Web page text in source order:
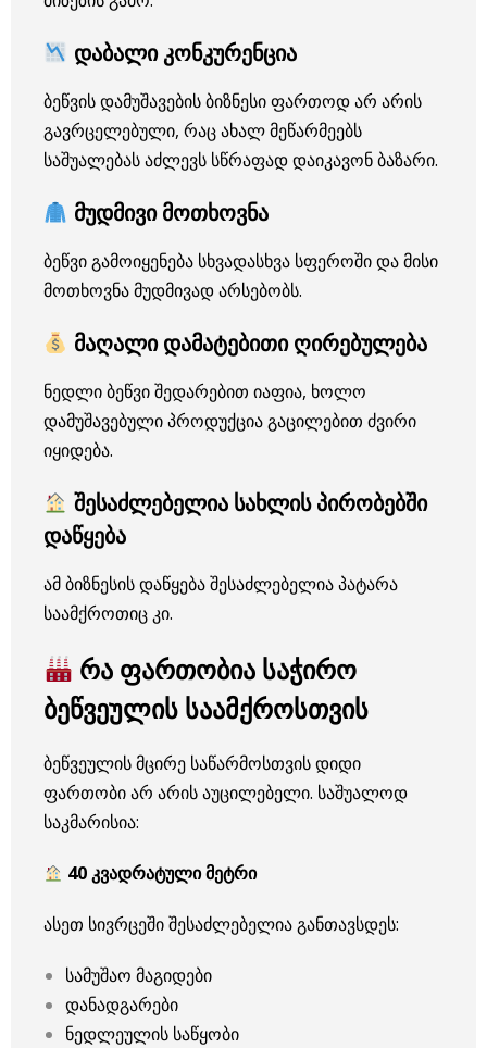
დაბალი კონკურენცია
ბეწვის დამუშავების ბიზნესი ფართოდ არ არის
გავრცელებული, რაც ახალ მეწარმეებს
საშუალებას აძლევს სწრაფად დაიკავონ ბაზარი.
მუდმივი მოთხოვნა
ბეწვი გამოიყენება სხვადასხვა სფეროში და მისი
მოთხოვნა მუდმივად არსებობს.
მაღალი დამატებითი ღირებულება
ნედლი ბეწვი შედარებით იაფია, ხოლო
დამუშავებული პროდუქცია გაცილებით ძვირი
იყიდება.
შესაძლებელია სახლის პირობებში
დაწყება
ამ ბიზნესის დაწყება შესაძლებელია პატარა
საამქროთიც კი.
რა ფართობია საჭირო
ბეწვეულის საამქროსთვის
ბეწვეულის მცირე საწარმოსთვის დიდი
ფართობი არ არის აუცილებელი. საშუალოდ
საკმარისია:
40 კვადრატული მეტრი
ასეთ სივრცეში შესაძლებელია განთავსდეს:
სამუშაო მაგიდები
დანადგარები
ნედლეულის საწყობი